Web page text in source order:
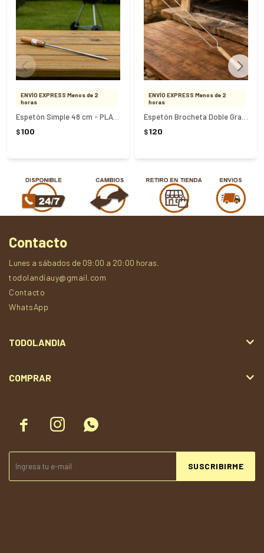
ENVÍO EXPRESS Menos de 2
horas
Espetón Simple 48 cm - PLATEADO
$100
ENVÍO EXPRESS Menos de 2
horas
$120
  
SUSCRIBIRME
Contacto
Lunes a sábados de 09:00 a 20:00 horas.
todolandiauy@gmail.com
Contacto
WhatsApp
TODOLANDIA
COMPRAR